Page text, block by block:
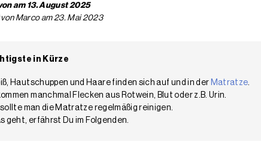
am 13. August 2025
Marco am 23. Mai 2023
in Kürze
Hautschuppen und Haare finden sich auf und in der Matratze.
manchmal Flecken aus Rotwein, Blut oder z.B. Urin.
man die Matratze regelmäßig reinigen.
geht, erfährst Du im Folgenden.